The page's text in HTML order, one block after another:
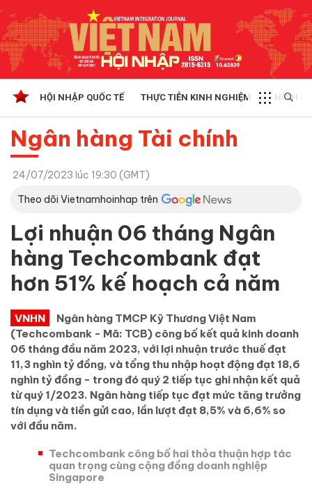
HỘI NHẬP QUỐC TẾ THỰC TIỄN KINH NGHIỆM CHÍNH
Ngân hàng Tài chính
24/07/2023 lúc 19:30 (GMT)
Theo dõi Vietnamhoinhap trên
Lợi nhuận 06 tháng Ngân
hàng Techcombank đạt
hơn 51% kế hoạch cả năm
VNHN
Ngân hàng TMCP Kỹ Thương Việt Nam
(Techcombank - Mã: TCB) công bố kết quả kinh doanh
06 tháng đầu năm 2023, với lợi nhuận trước thuế đạt
11,3 nghìn tỷ đồng, và tổng thu nhập hoạt động đạt 18,6
nghìn tỷ đồng - trong đó quý 2 tiếp tục ghi nhận kết quả
từ quý 1/2023. Ngân hàng tiếp tục đạt mức tăng trưởng
tín dụng và tiền gửi cao, lần lượt đạt 8,5% và 6,6% so
với đầu năm.
Techcombank công bố hai thỏa thuận hợp tác
quan trọng cùng cộng đồng doanh nghiệp
Singapore